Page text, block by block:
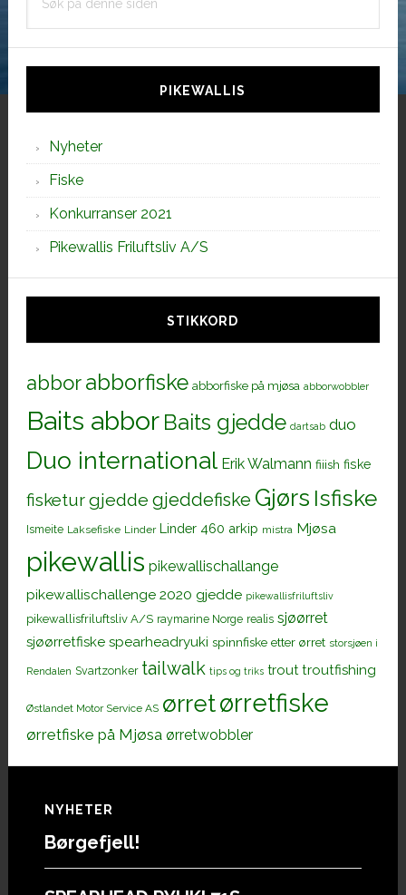
PIKEWALLIS
Nyheter
Fiske
Konkurranser 2021
Pikewallis Friluftsliv A/S
STIKKORD
abborabborfiske abborfiske på mjøsa abborwobbler
Baits abbor Baits gjedde dartsab duo
Duo international Erik Walmann fiiish fiske
fisketurgjedde gjeddefiske Gjørs Isfiske
Ismeite Laksefiske Linder Linder 460 arkip mistra Mjøsa
pikewallis pikewallischallange
pikewallischallenge 2020 gjedde pikewallisfriluftsliv
pikewallisfriluftsliv A/S raymarine Norge realis sjøørret
sjøørretfiske spearheadryuki spinnfiske etter ørret storsjøen i
Rendalen Svartzonker tailwalk tips og triks trout troutfishing
Østlandet Motor Service AS ørretørretfiske
ørretfiske på Mjøsa ørretwobbler
Footer
NYHETER
Børgefjell!